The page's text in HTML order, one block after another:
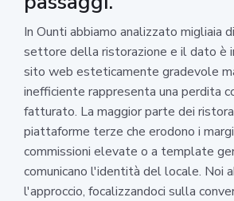
In Ounti abbiamo analizzato migliaia
settore della ristorazione e il dato è
sito web esteticamente gradevole
inefficiente rappresenta una perdita
fatturato. La maggior parte dei
piattaforme terze che erodono i
commissioni elevate o a template
comunicano l'identità del locale. Noi
l'approccio, focalizzandoci sulla